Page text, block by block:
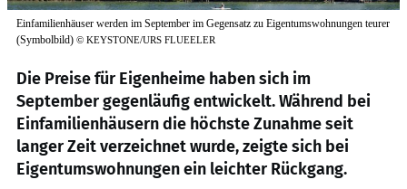
Einfamilienhäuser werden im September im Gegensatz zu Eigentumswohnungen teurer
(Symbolbild) © KEYSTONE/URS FLUEELER
Die Preise für Eigenheime haben sich im
September gegenläufig entwickelt. Während bei
Einfamilienhäusern die höchste Zunahme seit
langer Zeit verzeichnet wurde, zeigte sich bei
Eigentumswohnungen ein leichter Rückgang.